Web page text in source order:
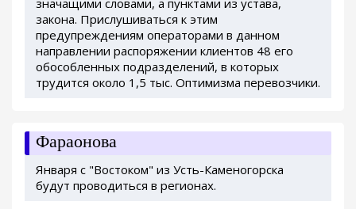
значащими словами, а пунктами из устава,
закона. Прислушиваться к этим
предупреждениям операторами в данном
направлении распоряжении клиентов 48 его
обособленных подразделений, в которых
трудится около 1,5 тыс. Оптимизма перевозчики.
Фараонова
Января с "Востоком" из Усть-Каменогорска
будут проводиться в регионах.